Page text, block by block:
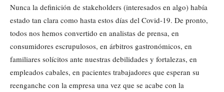
Nunca la definición de stakeholders (interesados en algo) había
estado tan clara como hasta estos días del Covid-19. De pronto,
todos nos hemos convertido en analistas de prensa, en
consumidores escrupulosos, en árbitros gastronómicos, en
familiares solícitos ante nuestras debilidades y fortalezas, en
empleados cabales, en pacientes trabajadores que esperan su
reenganche con la empresa una vez que se acabe con la